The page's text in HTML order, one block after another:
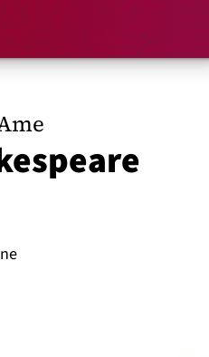
Rechercher un
Panier